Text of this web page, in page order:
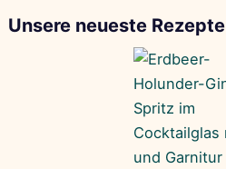
Unsere neueste Rezepte